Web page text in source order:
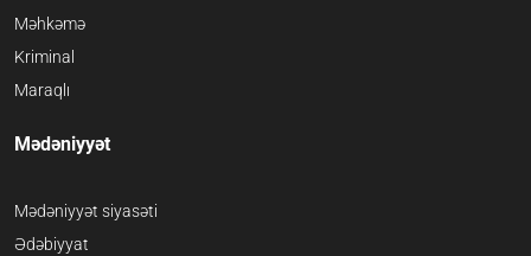
Məhkəmə
Kriminal
Maraqlı
Mədəniyyət
Mədəniyyət siyasəti
Ədəbiyyat